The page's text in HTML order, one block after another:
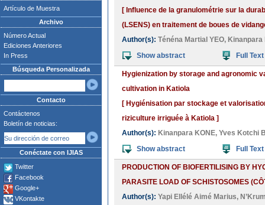
Artículo de Muestra
Archivo
Número Actual
Ediciones Anteriores
In Press
Búsqueda Personalizada
Contacto
Contáctenos
Boletín de noticias:
Conéctate con IJIAS
Twitter
Facebook
Google+
VKontakte
[ Influence de la granulométrie sur la
(LSENS) en traitement de boues de
Author(s): Ténéna Martial YEO, Kinanpara
Show abstract
Full Text
Hygienization by storage and agronomic
cultivation in Katiola
[ Hygiénisation par stockage et
riziculture irriguée à Katiola ]
Author(s): Kinanpara KONE, Yves Kotchi
Show abstract
Full Text
PRODUCTION OF BIOFERTILISING BY
PARASITE LOAD OF SCHISTOSOMES
Author(s): Yapi Ellélé Aimé Marius,